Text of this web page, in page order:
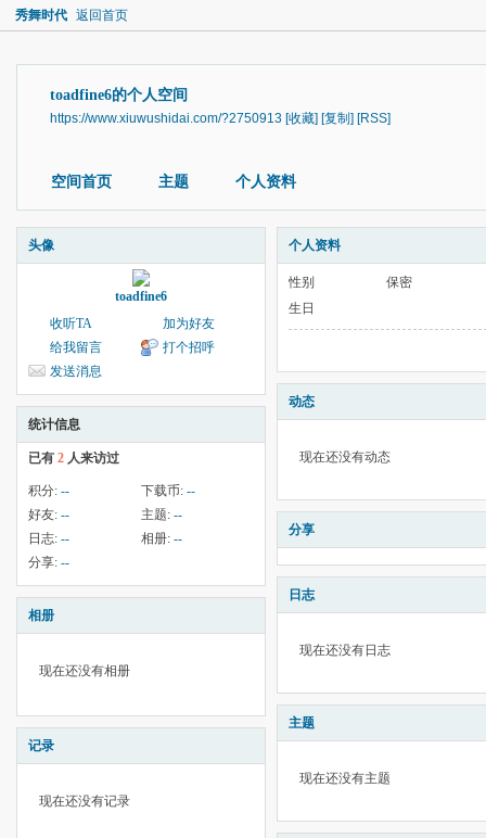
秀舞时代 返回首页
toadfine6的个人空间
https://www.xiuwushidai.com/?2750913 [收藏] [复制] [RSS]
空间首页 主题 个人资料
头像
toadfine6
收听TA
加为好友
给我留言
打个招呼
发送消息
统计信息
已有 2 人来访过
积分: -- 下载币: --
好友: -- 主题: --
日志: -- 相册: --
分享: --
相册
现在还没有相册
记录
现在还没有记录
个人资料
性别
保密
生日
动态
现在还没有动态
分享
日志
现在还没有日志
主题
现在还没有主题